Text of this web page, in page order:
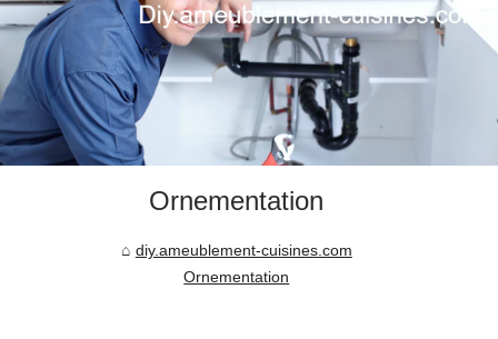
Ornementation
diy.ameublement-cuisines.com
Ornementation